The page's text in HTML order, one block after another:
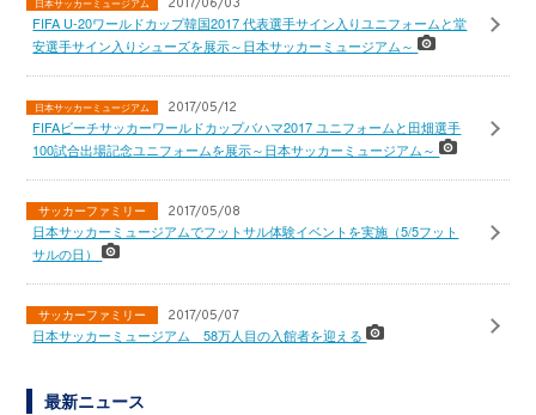
日本サッカーミュージアム 2017/06/03
FIFA U-20ワールドカップ韓国2017 代表選手サイン入りユニフォームと堂
安選手サイン入りシューズを展示～日本サッカーミュージアム～
日本サッカーミュージアム 2017/05/12
FIFAビーチサッカーワールドカップバハマ2017 ユニフォームと田畑選手
100試合出場記念ユニフォームを展示～日本サッカーミュージアム～
サッカーファミリー 2017/05/08
日本サッカーミュージアムでフットサル体験イベントを実施（5/5フット
サルの日）
サッカーファミリー 2017/05/07
日本サッカーミュージアム 58万人目の入館者を迎える
最新ニュース